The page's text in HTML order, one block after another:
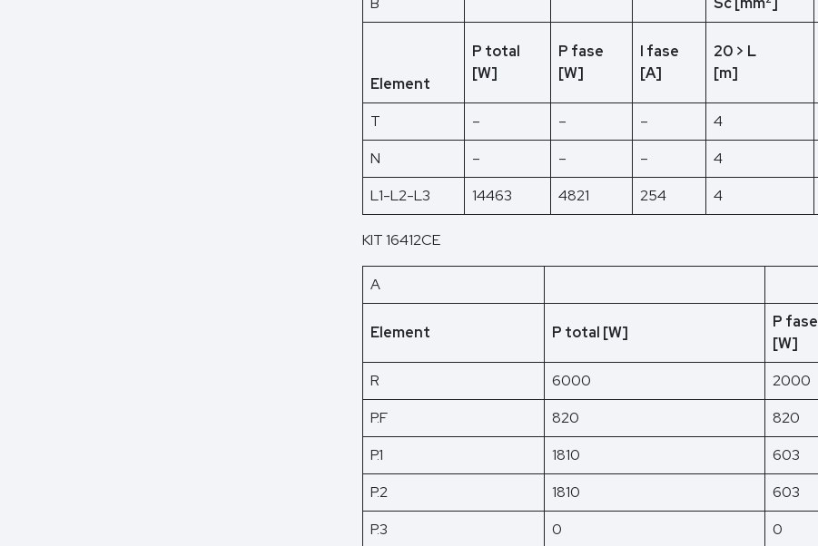
Element
P total
[W]
P fase
[W]
I fase
[A]
20 > L
[m]
T – – – 4
N
– – – 4
L1-L2-L3
14463 4821 254 4
KIT 16412CE
A
Element P total [W]
P fase
[W]
R 6000 2000
P.F
820 820
P.1
1810 603
P.2
1810 603
P.3
0 0